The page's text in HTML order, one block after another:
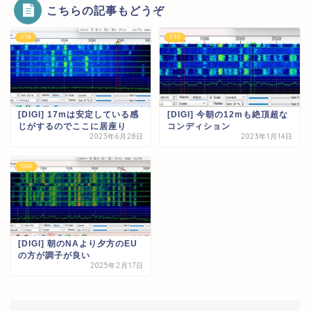
こちらの記事もどうぞ
FT8
[DIGI] 17mは安定している感
じがするのでここに居座り
2023年6月28日
FT8
[DIGI] 今朝の12mも絶頂超な
コンディション
2023年1月14日
DIGI
[DIGI] 朝のNAより夕方のEU
の方が調子が良い
2025年2月17日